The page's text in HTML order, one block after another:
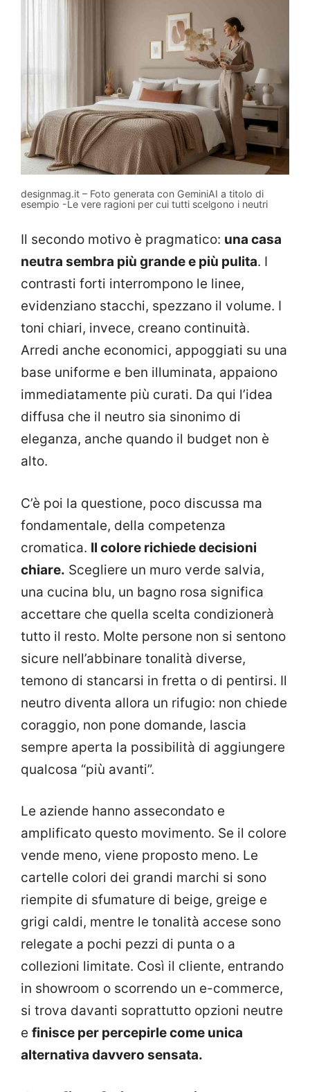
designmag.it – Foto generata con GeminiAI a titolo di
esempio -Le vere ragioni per cui tutti scelgono i neutri
Il secondo motivo è pragmatico: una casa
neutra sembra più grande e più pulita. I
contrasti forti interrompono le linee,
evidenziano stacchi, spezzano il volume. I
toni chiari, invece, creano continuità.
Arredi anche economici, appoggiati su una
base uniforme e ben illuminata, appaiono
immediatamente più curati. Da qui l’idea
diffusa che il neutro sia sinonimo di
eleganza, anche quando il budget non è
alto.
C’è poi la questione, poco discussa ma
fondamentale, della competenza
cromatica. Il colore richiede decisioni
chiare. Scegliere un muro verde salvia,
una cucina blu, un bagno rosa significa
accettare che quella scelta condizionerà
tutto il resto. Molte persone non si sentono
sicure nell’abbinare tonalità diverse,
temono di stancarsi in fretta o di pentirsi. Il
neutro diventa allora un rifugio: non chiede
coraggio, non pone domande, lascia
sempre aperta la possibilità di aggiungere
qualcosa “più avanti”.
Le aziende hanno assecondato e
amplificato questo movimento. Se il colore
vende meno, viene proposto meno. Le
cartelle colori dei grandi marchi si sono
riempite di sfumature di beige, greige e
grigi caldi, mentre le tonalità accese sono
relegate a pochi pezzi di punta o a
collezioni limitate. Così il cliente, entrando
in showroom o scorrendo un e-commerce,
si trova davanti soprattutto opzioni neutre
e finisce per percepirle come unica
alternativa davvero sensata.